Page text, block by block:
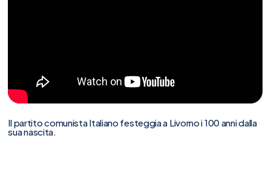
Il partito comunista Italiano festeggia a Livorno i 100 anni dalla
sua nascita.